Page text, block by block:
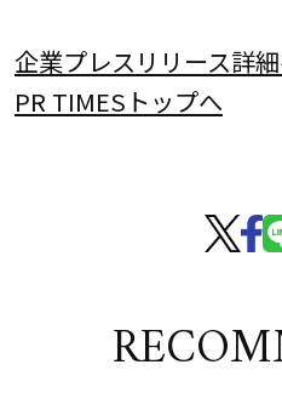
企業プレスリリース詳
PR TIMESトップへ